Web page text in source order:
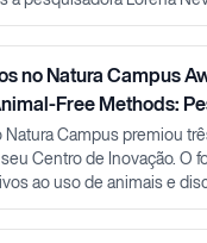
no Natura Campus
Free Methods:
Natura Campus premiou
Centro de Inovação. O
ao uso de animais e